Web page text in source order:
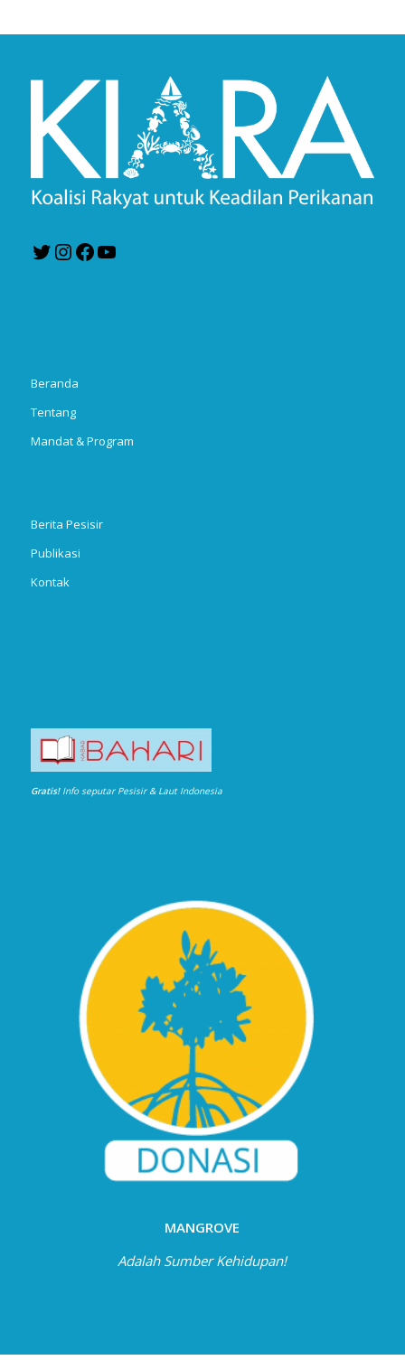
TwitterInstagram
Facebook
Beranda
Tentang
Mandat & Program
Berita Pesisir
Publikasi
Kontak
Gratis! Info seputar Pesisir & Laut Indonesia
MANGROVE
Adalah Sumber Kehidupan!